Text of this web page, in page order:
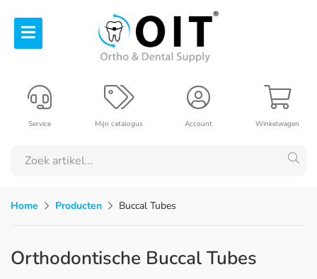
Winkelwagen
Account
Mijn catalogus
Service
Home Producten Buccal Tubes
Orthodontische Buccal Tubes